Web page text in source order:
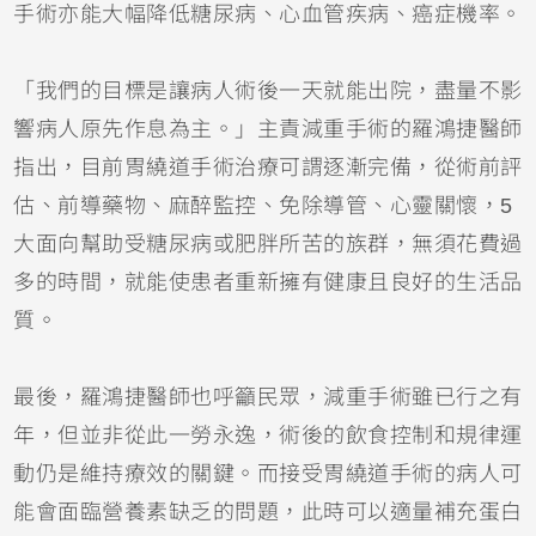
手術亦能大幅降低糖尿病、心血管疾病、癌症機率。
「我們的目標是讓病人術後一天就能出院，盡量不影
響病人原先作息為主。」主責減重手術的羅鴻捷醫師
指出，目前胃繞道手術治療可謂逐漸完備，從術前評
估、前導藥物、麻醉監控、免除導管、心靈關懷，5
大面向幫助受糖尿病或肥胖所苦的族群，無須花費過
多的時間，就能使患者重新擁有健康且良好的生活品
質。
最後，羅鴻捷醫師也呼籲民眾，減重手術雖已行之有
年，但並非從此一勞永逸，術後的飲食控制和規律運
動仍是維持療效的關鍵。而接受胃繞道手術的病人可
能會面臨營養素缺乏的問題，此時可以適量補充蛋白